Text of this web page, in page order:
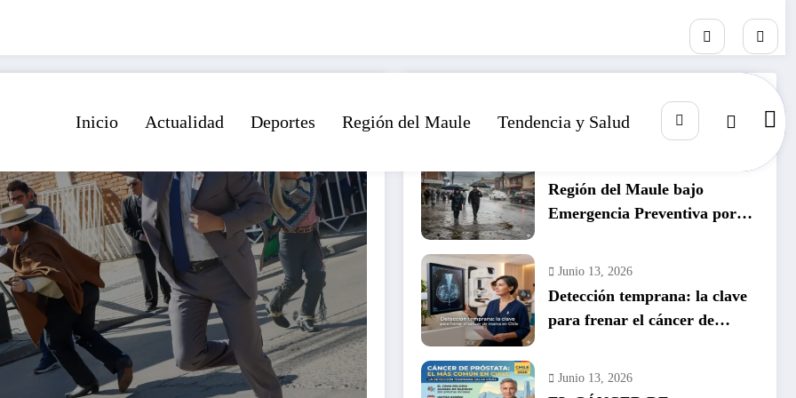
Inicio Actualidad Deportes Región del Maule Tendencia y Salud
COMENTARIO
Región del Maule bajo
Emergencia Preventiva por
Junio 13, 2026
Detección temprana: la clave
para frenar el cáncer de
Junio 13, 2026